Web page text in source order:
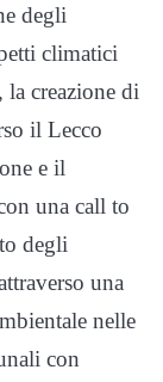
degli
climatici
creazione di
il Lecco
e il
una call to
degli
una
nelle
con